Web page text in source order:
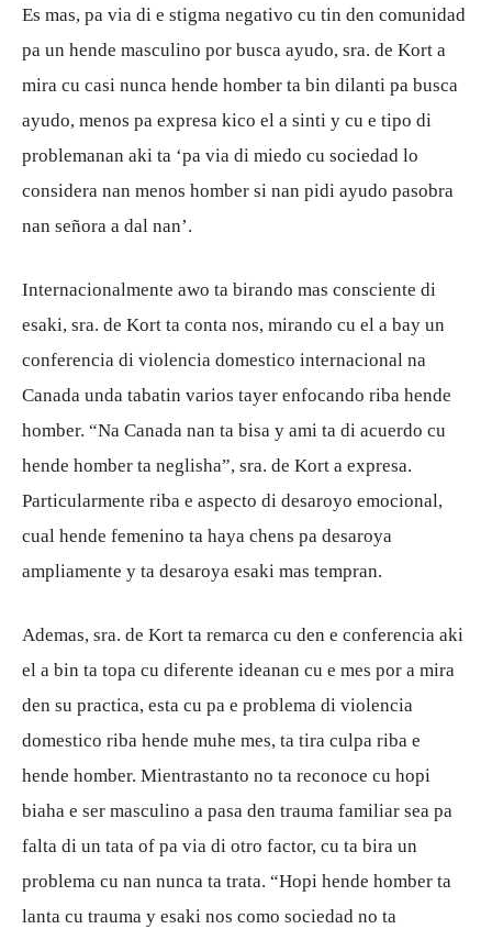
Es mas, pa via di e stigma negativo cu tin den comunidad
pa un hende masculino por busca ayudo, sra. de Kort a
mira cu casi nunca hende homber ta bin dilanti pa busca
ayudo, menos pa expresa kico el a sinti y cu e tipo di
problemanan aki ta ‘pa via di miedo cu sociedad lo
considera nan menos homber si nan pidi ayudo pasobra
nan señora a dal nan’.
Internacionalmente awo ta birando mas consciente di
esaki, sra. de Kort ta conta nos, mirando cu el a bay un
conferencia di violencia domestico internacional na
Canada unda tabatin varios tayer enfocando riba hende
homber. “Na Canada nan ta bisa y ami ta di acuerdo cu
hende homber ta neglisha”, sra. de Kort a expresa.
Particularmente riba e aspecto di desaroyo emocional,
cual hende femenino ta haya chens pa desaroya
ampliamente y ta desaroya esaki mas tempran.
Ademas, sra. de Kort ta remarca cu den e conferencia aki
el a bin ta topa cu diferente ideanan cu e mes por a mira
den su practica, esta cu pa e problema di violencia
domestico riba hende muhe mes, ta tira culpa riba e
hende homber. Mientrastanto no ta reconoce cu hopi
biaha e ser masculino a pasa den trauma familiar sea pa
falta di un tata of pa via di otro factor, cu ta bira un
problema cu nan nunca ta trata. “Hopi hende homber ta
lanta cu trauma y esaki nos como sociedad no ta